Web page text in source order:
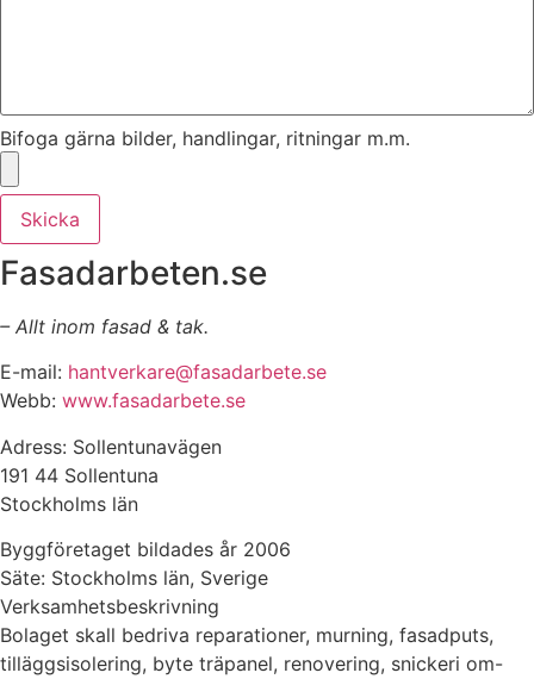
Bifoga gärna bilder, handlingar, ritningar m.m.
Skicka
Fasadarbeten.se
– Allt inom fasad & tak.
E-mail: hantverkare@fasadarbete.se
Webb: www.fasadarbete.se
Adress: Sollentunavägen
191 44 Sollentuna
Stockholms län
Byggföretaget bildades år 2006
Säte: Stockholms län, Sverige
Verksamhetsbeskrivning
Bolaget skall bedriva reparationer, murning, fasadputs,
tilläggsisolering, byte träpanel, renovering, snickeri om-